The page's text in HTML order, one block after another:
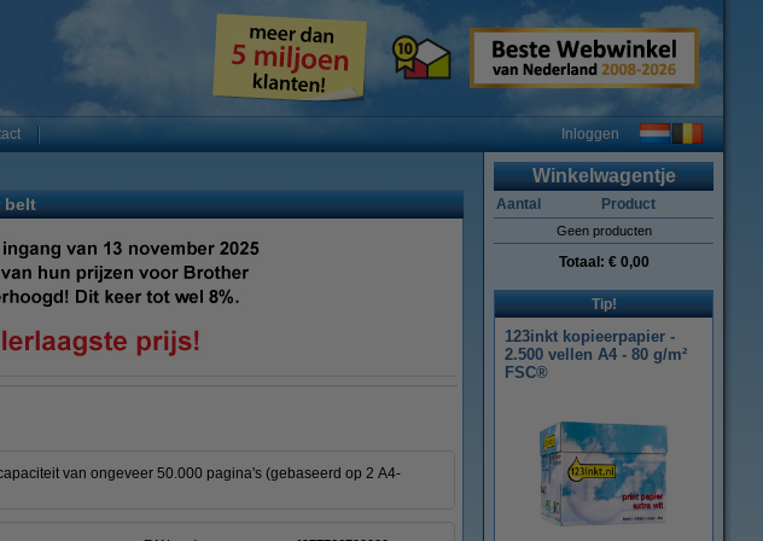
Inloggen
belt
van ongeveer 50.000 pagina's (gebaseerd op 2 A4-
Winkelwagentje
Aantal Product
Geen producten
Totaal: € 0,00
Tip!
123inkt kopieerpapier -
2.500 vellen A4 - 80 g/m²
FSC®